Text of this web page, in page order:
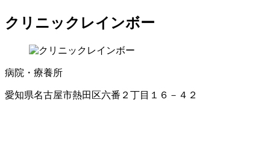
クリニックレインボー
病院・療養所
愛知県名古屋市熱田区六番２丁目１６－４２